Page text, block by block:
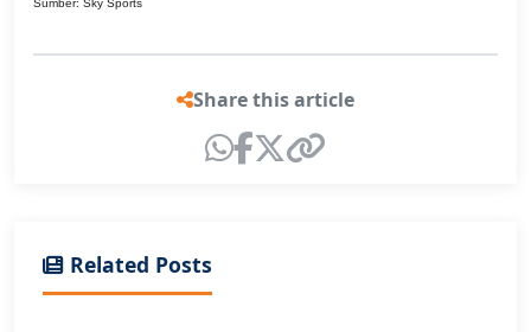
Sumber: Sky Sports
Share this article
Related Posts